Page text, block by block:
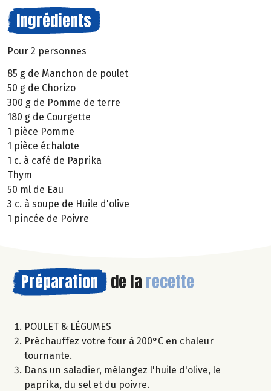
Ingrédients
Pour 2 personnes
85 g de Manchon de poulet
50 g de Chorizo
300 g de Pomme de terre
180 g de Courgette
1 pièce Pomme
1 pièce échalote
1 c. à café de Paprika
Thym
50 ml de Eau
3 c. à soupe de Huile d'olive
1 pincée de Poivre
Préparation de la recette
POULET & LÉGUMES
Préchauffez votre four à 200°C en chaleur
tournante.
Dans un saladier, mélangez l'huile d'olive, le
paprika, du sel et du poivre.